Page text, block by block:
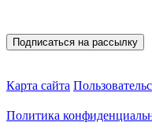
Карта сайта
Политика